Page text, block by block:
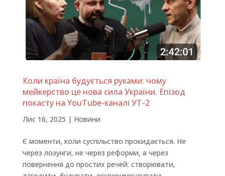
Коли країна будується руками: чому
мейкерство це нова сила України. Епізод
покасту на YouTube-каналі УТ-2
Лис 16, 2025 | Новини
Є моменти, коли суспільство прокидається. Не
через лозунги, не через реформи, а через
повернення до простих речей: створювати,